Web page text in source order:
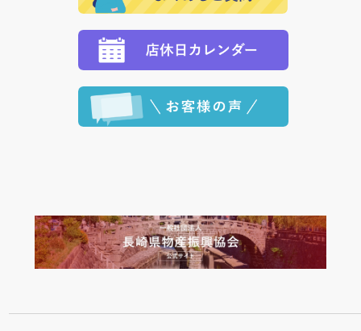
ます。 （到着日指定をされている場合は、ご指定の日
程に合わせてお届けいたします。）